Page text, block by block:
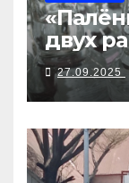
двух
27.09.2025